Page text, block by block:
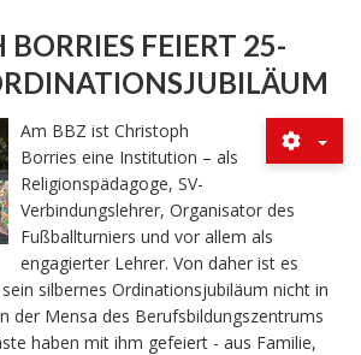
FEIERT 25-
Am BBZ ist Christoph
Borries eine Institution – als
Religionspädagoge, SV-
Verbindungslehrer, Organisator des
Fußballturniers und vor allem als
engagierter Lehrer. Von daher ist es
silbernes Ordinationsjubiläum nicht in
der Mensa des Berufsbildungszentrums
haben mit ihm gefeiert - aus Familie,